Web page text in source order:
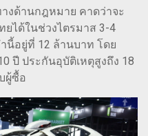
งด้านกฎหมาย คาดว่าจะ
ยได้ในช่วงไตรมาส 3-4
นี้อยู่ที่ 12 ล้านบาท โดย
ปี ประกันอุบัติเหตุสูงถึง 18
ผู้ซื้อ